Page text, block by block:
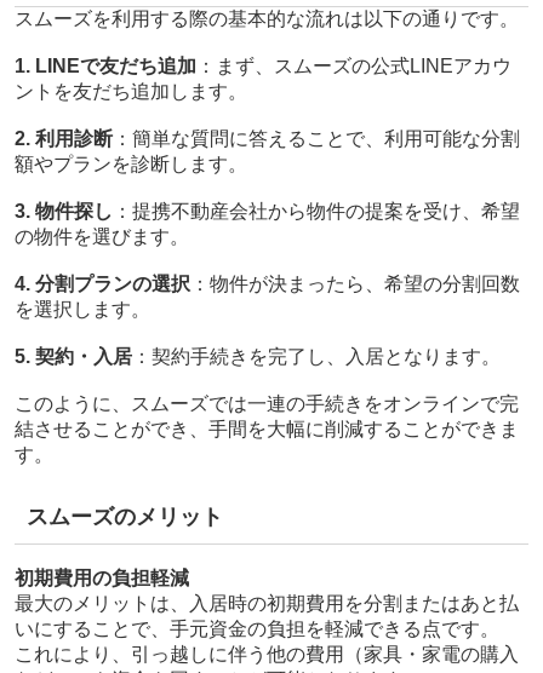
スムーズを利用する際の基本的な流れは以下の通りです。
1. LINEで友だち追加 ：まず、スムーズの公式LINEアカウ
ントを友だち追加します。
2. 利用診断：簡単な質問に答えることで、利用可能な分割
額やプランを診断します。
3. 物件探し ：提携不動産会社から物件の提案を受け、希望
の物件を選びます。
4. 分割プランの選択 ：物件が決まったら、希望の分割回数
を選択します。
5. 契約・入居：契約手続きを完了し、入居となります。
このように、スムーズでは一連の手続きをオンラインで完
結させることができ、手間を大幅に削減することができま
す。
スムーズのメリット
初期費用の負担軽減
最大のメリットは、入居時の初期費用を分割またはあと払
いにすることで、手元資金の負担を軽減できる点です。
これにより、引っ越しに伴う他の費用（家具・家電の購入